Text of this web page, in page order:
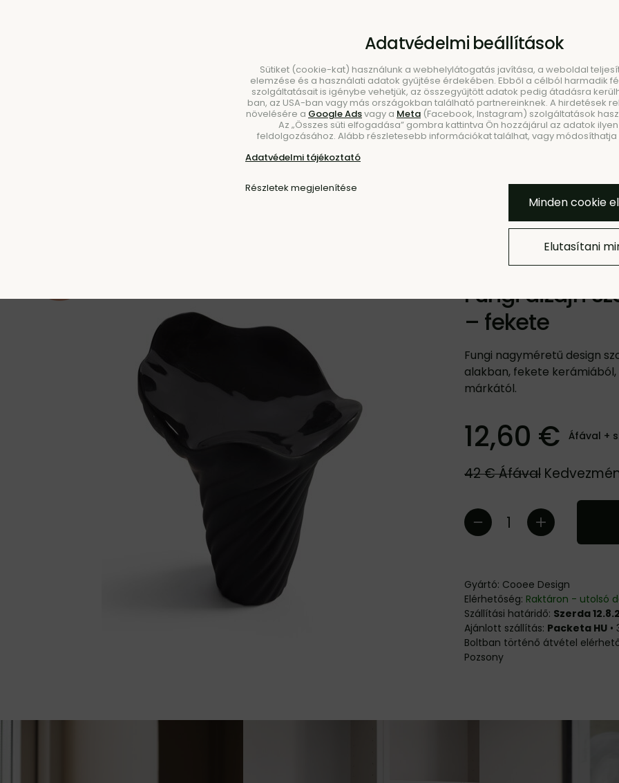
ÉTKEZÉS
Fungi dizájn
– fekete
Fungi nagyméretű design
alakban, fekete kerámiából,
márkától.
12,60 € Áfával +
42 €Áfával
Gyártó: Cooee Design
Elérhetőség: Raktáron - utolsó
Szállítási határidő: Szerda
Packeta HU •
Pozsony
Adatvédelmi beállítások
Sütiket (cookie-kat) használunk a webhelylátogatás javítása, a weboldal
elemzése és a használati adatok gyűjtése érdekében. Ebből a célból harmadik
szolgáltatásait is igénybe vehetjük, az összegyűjtött adatok pedig átadásra
ban, az USA-ban vagy más országokban található partnereinknek. A hirdetések
növelésére a Google Adsvagy a Meta (Facebook, Instagram) szolgáltatások
Az „Összes süti elfogadása” gombra kattintva Ön hozzájárul az adatok
feldolgozásához. Alább részletesebb információkat találhat, vagy
Adatvédelmi tájékoztató
Részletek megjelenítése
Minden cookie
Elutasítani